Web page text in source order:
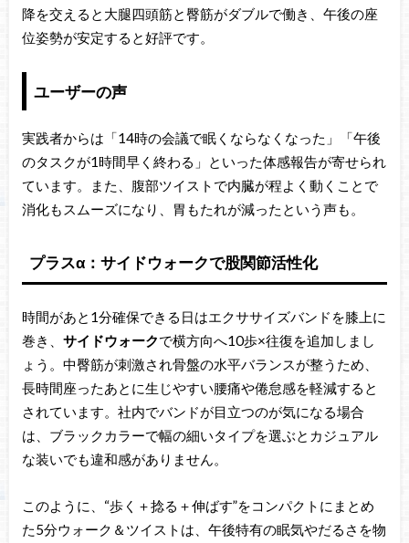
降を交えると大腿四頭筋と臀筋がダブルで働き、午後の座
位姿勢が安定すると好評です。
ユーザーの声
実践者からは「14時の会議で眠くならなくなった」「午後
のタスクが1時間早く終わる」といった体感報告が寄せられ
ています。また、腹部ツイストで内臓が程よく動くことで
消化もスムーズになり、胃もたれが減ったという声も。
プラスα：サイドウォークで股関節活性化
時間があと1分確保できる日はエクササイズバンドを膝上に
巻き、 サイドウォークで横方向へ10歩×往復を追加しまし
ょう。中臀筋が刺激され骨盤の水平バランスが整うため、
長時間座ったあとに生じやすい腰痛や倦怠感を軽減すると
されています。社内でバンドが目立つのが気になる場合
は、ブラックカラーで幅の細いタイプを選ぶとカジュアル
な装いでも違和感がありません。
このように、“歩く＋捻る＋伸ばす”をコンパクトにまとめ
た5分ウォーク＆ツイストは、午後特有の眠気やだるさを物